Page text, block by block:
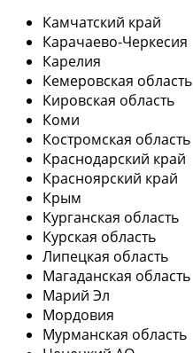
Камчатский край
Карачаево-Черкесия
Карелия
Кемеровская область
Кировская область
Коми
Костромская область
Краснодарский край
Красноярский край
Крым
Курганская область
Курская область
Липецкая область
Магаданская область
Марий Эл
Мордовия
Мурманская область